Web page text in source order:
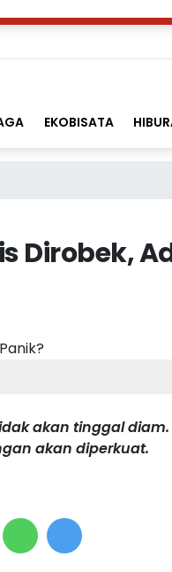
EKOBISATA
Dirobek,
akan tinggal
akan diperkuat.